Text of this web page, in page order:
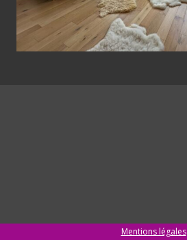
Mentions légales